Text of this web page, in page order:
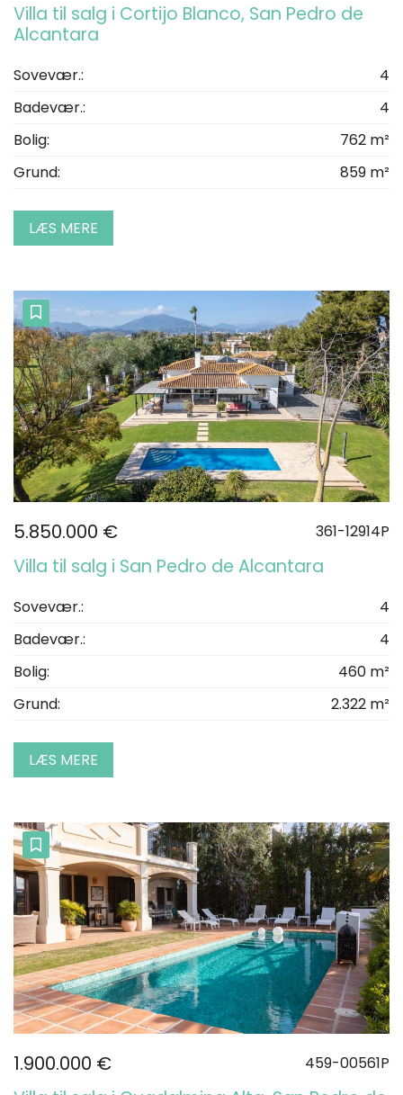
Villa til salg i Cortijo Blanco, San Pedro de
Alcantara
Sovevær.:
4
Badevær.:
4
Bolig:
762 m²
Grund:
859 m²
LÆS MERE
5.850.000 € 361-12914P
Villa til salg i San Pedro de Alcantara
Sovevær.:
4
Badevær.:
4
Bolig:
460 m²
Grund:
2.322 m²
LÆS MERE
1.900.000 € 459-00561P